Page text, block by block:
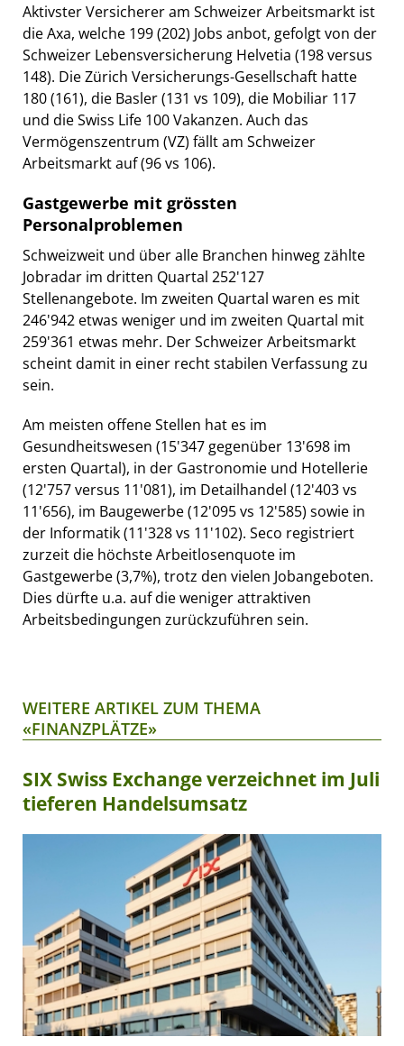
Aktivster Versicherer am Schweizer Arbeitsmarkt ist
die Axa, welche 199 (202) Jobs anbot, gefolgt von der
Schweizer Lebensversicherung Helvetia (198 versus
148). Die Zürich Versicherungs-Gesellschaft hatte
180 (161), die Basler (131 vs 109), die Mobiliar 117
und die Swiss Life 100 Vakanzen. Auch das
Vermögenszentrum (VZ) fällt am Schweizer
Arbeitsmarkt auf (96 vs 106).
Gastgewerbe mit grössten
Personalproblemen
Schweizweit und über alle Branchen hinweg zählte
Jobradar im dritten Quartal 252'127
Stellenangebote. Im zweiten Quartal waren es mit
246'942 etwas weniger und im zweiten Quartal mit
259'361 etwas mehr. Der Schweizer Arbeitsmarkt
scheint damit in einer recht stabilen Verfassung zu
sein.
Am meisten offene Stellen hat es im
Gesundheitswesen (15'347 gegenüber 13'698 im
ersten Quartal), in der Gastronomie und Hotellerie
(12'757 versus 11'081), im Detailhandel (12'403 vs
11'656), im Baugewerbe (12'095 vs 12'585) sowie in
der Informatik (11'328 vs 11'102). Seco registriert
zurzeit die höchste Arbeitlosenquote im
Gastgewerbe (3,7%), trotz den vielen Jobangeboten.
Dies dürfte u.a. auf die weniger attraktiven
Arbeitsbedingungen zurückzuführen sein.
WEITERE ARTIKEL ZUM THEMA
«FINANZPLÄTZE»
SIX Swiss Exchange verzeichnet im Juli
tieferen Handelsumsatz